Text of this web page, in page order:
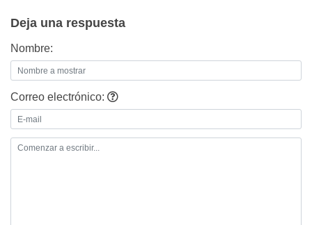
Deja una respuesta
Nombre:
Correo electrónico: